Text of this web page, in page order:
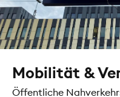
Mobilität &
Öffentliche